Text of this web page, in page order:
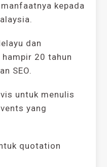
kepada
dan
20 tahun
SEO.
untuk menulis
yang
quotation